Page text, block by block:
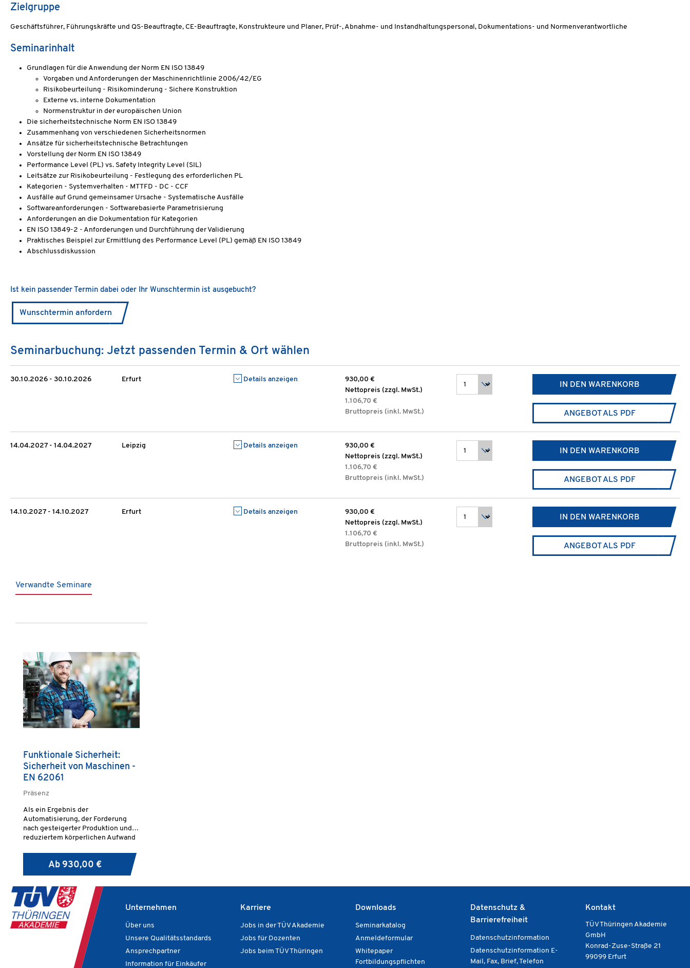
Zielgruppe
Geschäftsführer, Führungskräfte und QS-Beauftragte, CE-Beauftragte, Konstrukteure und Planer, Prüf-, Abnahme- und Instandhaltungspersonal, Dokumentations- und Normenverantwortliche
Seminarinhalt
Grundlagen für die Anwendung der Norm EN ISO 13849
Vorgaben und Anforderungen der Maschinenrichtlinie 2006/42/EG
Risikobeurteilung - Risikominderung - Sichere Konstruktion
Externe vs. interne Dokumentation
Normenstruktur in der europäischen Union
Die sicherheitstechnische Norm EN ISO 13849
Zusammenhang von verschiedenen Sicherheitsnormen
Ansätze für sicherheitstechnische Betrachtungen
Vorstellung der Norm EN ISO 13849
Performance Level (PL) vs. Safety Integrity Level (SIL)
Leitsätze zur Risikobeurteilung - Festlegung des erforderlichen PL
Kategorien - Systemverhalten - MTTFD - DC - CCF
Ausfälle auf Grund gemeinsamer Ursache - Systematische Ausfälle
Softwareanforderungen - Softwarebasierte Parametrisierung
Anforderungen an die Dokumentation für Kategorien
EN ISO 13849-2 - Anforderungen und Durchführung der Validierung
Praktisches Beispiel zur Ermittlung des Performance Level (PL) gemäß EN ISO 13849
Abschlussdiskussion
Ist kein passender Termin dabei oder Ihr Wunschtermin ist ausgebucht?
Wunschtermin anfordern
Seminarbuchung: Jetzt passenden Termin & Ort wählen
30.10.2026 - 30.10.2026 Erfurt Details anzeigen
930,00 €
Nettopreis (zzgl. MwSt.)
1.106,70 €
Bruttopreis (inkl. MwSt.)
IN DEN WARENKORB
ANGEBOT ALS PDF
14.04.2027 - 14.04.2027 Leipzig Details anzeigen
930,00 €
Nettopreis (zzgl. MwSt.)
1.106,70 €
Bruttopreis (inkl. MwSt.)
IN DEN WARENKORB
ANGEBOT ALS PDF
14.10.2027 - 14.10.2027 Erfurt Details anzeigen
930,00 €
Nettopreis (zzgl. MwSt.)
1.106,70 €
Bruttopreis (inkl. MwSt.)
IN DEN WARENKORB
ANGEBOT ALS PDF
Verwandte Seminare
Funktionale Sicherheit:
Sicherheit von Maschinen -
EN 62061
Präsenz
Als ein Ergebnis der
Automatisierung, der Forderung
nach gesteigerter Produktion und
reduziertem körperlichen Aufwand
Steuerungssysteme (SRECS) von
Maschinen eine zunehmende Rolle
Maschinengesamtsicherheit.
Ab930,00 €
Unternehmen
Über uns
Unsere Qualitätsstandards
Ansprechpartner
Information für Einkäufer
Karriere
Jobs in der TÜV Akademie
Jobs für Dozenten
Jobs beim TÜV Thüringen
Downloads
Seminarkatalog
Anmeldeformular
Whitepaper
Fortbildungspflichten
Datenschutz &
Barrierefreiheit
Datenschutzinformation
Datenschutzinformation E-
Mail, Fax, Brief, Telefon
Kontakt
TÜV Thüringen Akademie
GmbH
Konrad-Zuse-Straße 21
99099 Erfurt